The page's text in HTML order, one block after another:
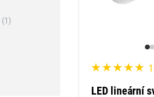
(1)
LED lineární